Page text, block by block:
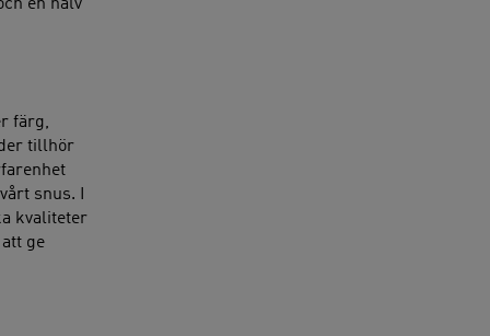
en halv
färg,
tillhör
snus. I
kvaliteter
ge